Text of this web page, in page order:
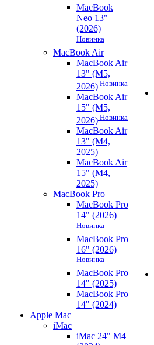
MacBook
Neo 13"
(2026)
Новинка
MacBook Air
MacBook Air
13" (M5,
2026) Новинка
MacBook Air
15" (M5,
2026) Новинка
MacBook Air
13" (M4,
2025)
MacBook Air
15" (M4,
2025)
MacBook Pro
MacBook Pro
14" (2026)
Новинка
MacBook Pro
16" (2026)
Новинка
MacBook Pro
14" (2025)
MacBook Pro
14" (2024)
Apple Mac
iMac
iMac 24" M4